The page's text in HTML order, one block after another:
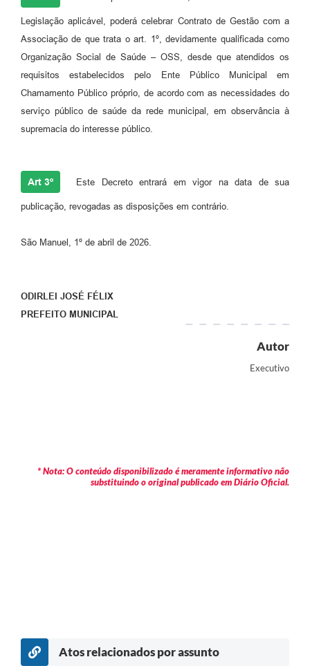
Legislação aplicável, poderá celebrar Contrato de Gestão com a
Associação de que trata o art. 1º, devidamente qualificada como
Organização Social de Saúde – OSS, desde que atendidos os
requisitos estabelecidos pelo Ente Público Municipal em
Chamamento Público próprio, de acordo com as necessidades do
serviço público de saúde da rede municipal, em observância à
supremacia do interesse público.
Art 3º Este Decreto entrará em vigor na data de sua
publicação, revogadas as disposições em contrário.
São Manuel, 1º de abril de 2026.
ODIRLEI JOSÉ FÉLIX
PREFEITO MUNICIPAL
Autor
Executivo
* Nota: O conteúdo disponibilizado é meramente informativo não
substituindo o original publicado em Diário Oficial.
Atos relacionados por assunto